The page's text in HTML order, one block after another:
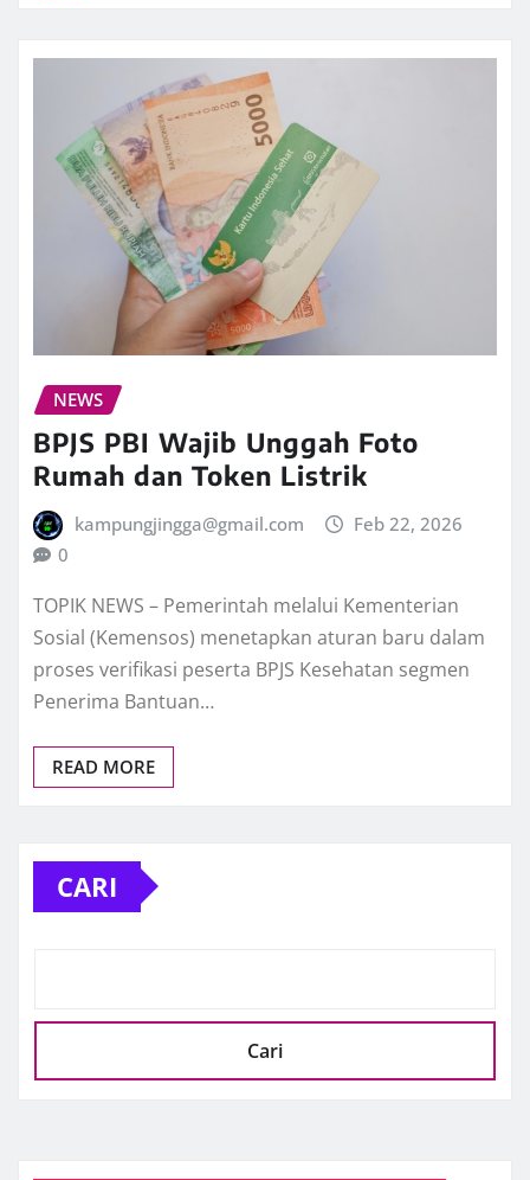
NEWS
BPJS PBI Wajib Unggah Foto
Rumah dan Token Listrik
kampungjingga@gmail.com
Feb 22, 2026
0
TOPIK NEWS – Pemerintah melalui Kementerian
Sosial (Kemensos) menetapkan aturan baru dalam
proses verifikasi peserta BPJS Kesehatan segmen
Penerima Bantuan…
READ MORE
CARI
Cari